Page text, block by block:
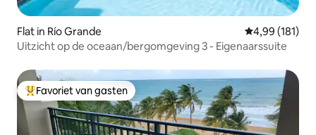
Flat in Río Grande Gemiddelde
4,99 (181)
Uitzicht op de oceaan/bergomgeving 3 - Eigenaarssuite
Topfavoriet van gasten
Favoriet van gasten